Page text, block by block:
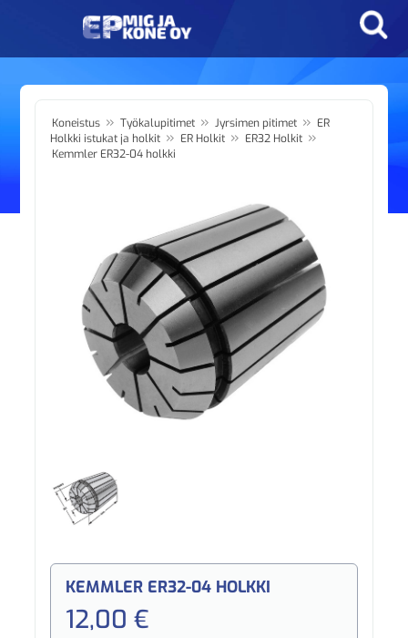
Koneistus » Työkalupitimet » Jyrsimen pitimet » ER
Holkki istukat ja holkit » ER Holkit » ER32 Holkit »
Kemmler ER32-04 holkki
KEMMLER ER32-04 HOLKKI
12,00 €